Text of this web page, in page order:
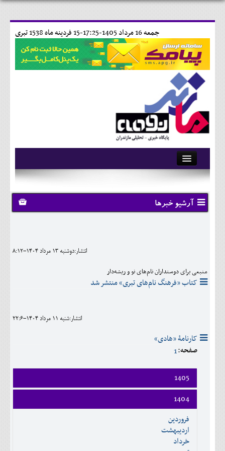
15 فردينه ماه 1538 تبری جمعه 16 مرداد 1405-17:25-
آرشیو
تماس با ما
وبلاگ
کلینیک
فرهنگی و هنری
سیاسی
خانه
آرشیو خبرها
انتشار:دوشنبه 13 مرداد 1404-8:12
منبعی برای دوستداران نام‌های نو و ریشه‌دار
کتاب «فرهنگ نام‌های تبری» منتشر شد
انتشار:شنبه 11 مرداد 1404-22:6
کارنامۀ «هادی»
صفحه:1
1405
فروردين
ارديبهشت
خرداد
تير
مرداد
1404
فروردين
ارديبهشت
خرداد